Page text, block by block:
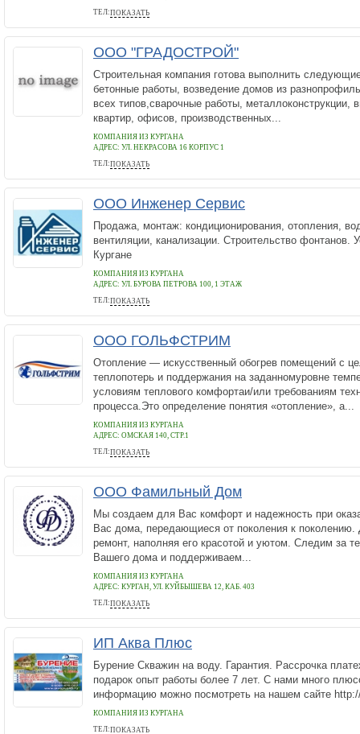
ТЕЛ:ПОКАЗАТЬ
8 (804) 333-71-04
ООО "ГРАДОСТРОЙ"
Строительная компания готова выполнить
бетонные работы, возведение домов из
всех типов,сварочные работы, металлоконструкции,
квартир, офисов, производственных...
КОМПАНИЯ ИЗ КУРГАНА
АДРЕС: УЛ. НЕКРАСОВА 16 КОРПУС 1
ТЕЛ:ПОКАЗАТЬ
555-944
ООО Инженер Сервис
Продажа, монтаж: кондиционирования, отопления,
вентиляции, канализации. Строительство фонтанов.
Кургане
КОМПАНИЯ ИЗ КУРГАНА
АДРЕС: УЛ. БУРОВА ПЕТРОВА 100, 1 ЭТАЖ
ТЕЛ:ПОКАЗАТЬ
8-902-591-67-04
ООО ГОЛЬФСТРИМ
Отопление — искусственный обогрев помещений с
теплопотерь и поддержания на заданномуровне
условиям теплового комфортаи/или требованиям
процесса.Это определение понятия «отопление», а...
КОМПАНИЯ ИЗ КУРГАНА
АДРЕС: ОМСКАЯ 140, СТР.1
ТЕЛ:ПОКАЗАТЬ
+7(352)266-30-33, 89068843255,89091733292
ООО Фамильный Дом
Мы создаем для Вас комфорт и надежность при
Вас дома, передающиеся от поколения к
ремонт, наполняя его красотой и уютом. Следим за
Вашего дома и поддерживаем...
КОМПАНИЯ ИЗ КУРГАНА
АДРЕС: КУРГАН, УЛ. КУЙБЫШЕВА 12, КАБ. 403
ТЕЛ:ПОКАЗАТЬ
+7 (3522) 63-48-58
ИП Аква Плюс
Бурение Скважин на воду. Гарантия. Рассрочка
подарок опыт работы более 7 лет. С нами много
информацию можно посмотреть на нашем сайте
КОМПАНИЯ ИЗ КУРГАНА
ТЕЛ:ПОКАЗАТЬ
8 909 147-50-07